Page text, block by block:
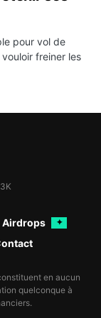
pour vol de
freiner les
3K
Airdrops ✦
en aucun
quelconque à